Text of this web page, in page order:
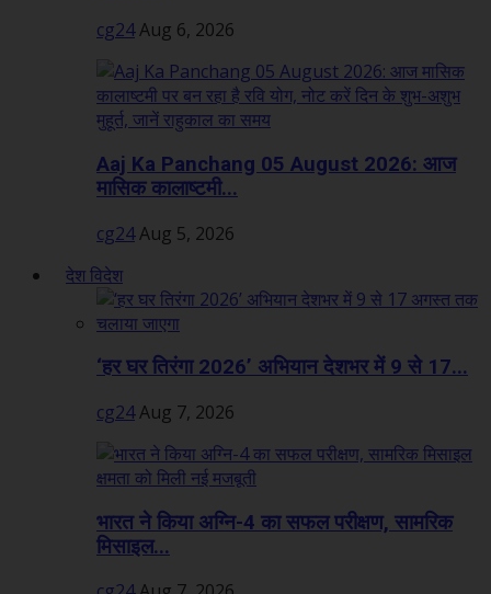
cg24Aug 6, 2026
Aaj Ka Panchang 05 August 2026: आज
मासिक कालाष्टमी...
cg24Aug 5, 2026
देश विदेश
‘हर घर तिरंगा 2026’ अभियान देशभर में 9 से 17...
cg24Aug 7, 2026
भारत ने किया अग्नि-4 का सफल परीक्षण, सामरिक
मिसाइल...